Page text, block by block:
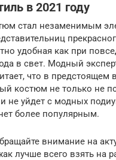
в 2021 году
стал незаменимым
удобная как при
в свет. Модный
что в предстоящем
костюм не только не
и не уйдет с модных
более популярным.
внимание на
лучше всего взять на